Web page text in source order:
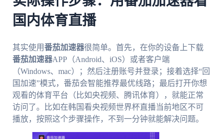
国内体育直播
其实使用番茄加速器很简单。首先，在你的设备上下载
番茄加速器APP（Android、iOS）或者客户端
（Windows、mac）；然后注册账号并登录；接着选择“回
国加速”模式，番茄会智能推荐最优线路；最后打开你想
观看的体育平台（比如央视频、腾讯体育），就能正常
访问了。比如在韩国看央视频世界杯直播当前地区不可
播放，按照这个步骤操作，不到一分钟就能解决问题。